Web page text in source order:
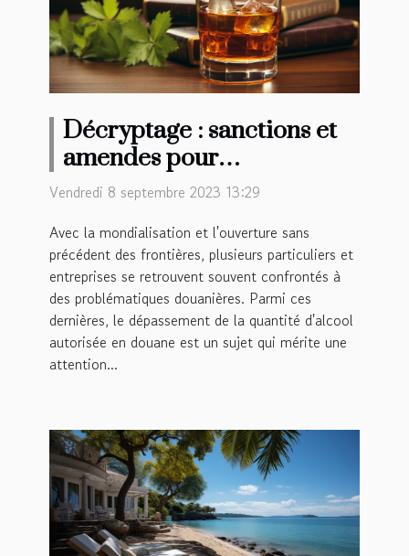
Décryptage : sanctions et
amendes pour
dépassement de la quantité
douane
Vendredi 8 septembre 2023 13:29
Avec la mondialisation et l'ouverture sans
précédent des frontières, plusieurs particuliers et
entreprises se retrouvent souvent confrontés à
des problématiques douanières. Parmi ces
dernières, le dépassement de la quantité d'alcool
autorisée en douane est un sujet qui mérite une
attention...